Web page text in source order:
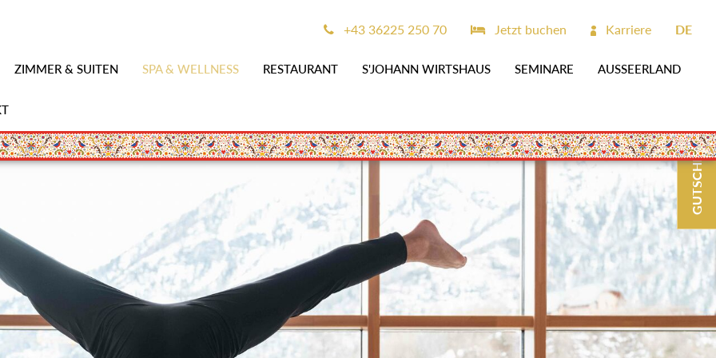
ZIMMER & SUITEN SPA & WELLNESS RESTAURANT S'JOHANN WIRTSHAUS SEMINARE AUSSEERLAND
+43 36225 250 70 Jetzt buchen Karriere DE
GUTSCHEINE